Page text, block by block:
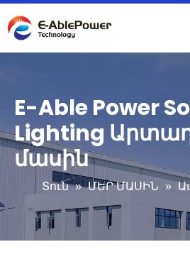
E-Able Power
Lighting
մասին
Տուն » ՄԵՐ ՄԱՍԻՆ »